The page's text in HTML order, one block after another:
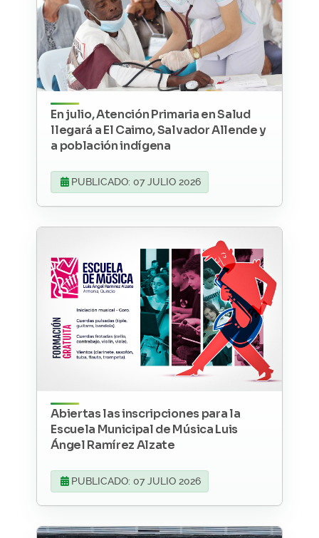
En julio, Atención Primaria en Salud
llegará a El Caimo, Salvador Allende y
a población indígena
PUBLICADO: 07 JULIO 2026
Abiertas las inscripciones para la
Escuela Municipal de Música Luis
Ángel Ramírez Alzate
PUBLICADO: 07 JULIO 2026